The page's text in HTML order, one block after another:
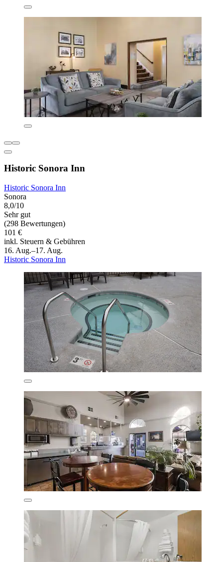
Historic Sonora Inn
Historic Sonora Inn
Sonora
8,0/10
Sehr gut
(298 Bewertungen)
101 €
inkl. Steuern & Gebühren
16. Aug.–17. Aug.
Historic Sonora Inn